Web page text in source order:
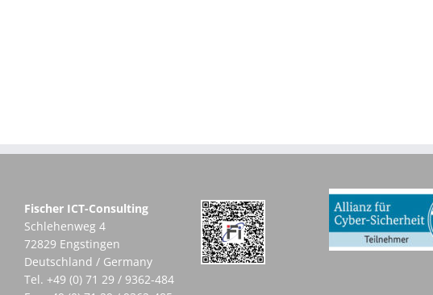
Fischer ICT-Consulting
Schlehenweg 4
72829 Engstingen
Deutschland / Germany
Tel. +49 (0) 71 29 / 9362-484